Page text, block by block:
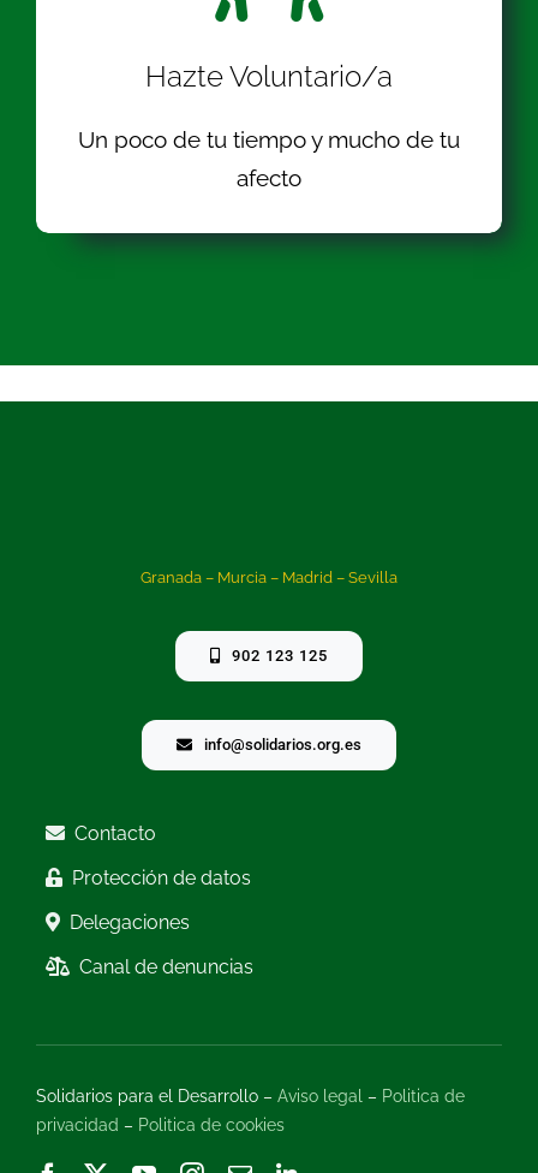
Hazte Voluntario/a
Un poco de tu tiempo y mucho de tu
afecto
Granada – Murcia – Madrid – Sevilla
902 123 125
info@solidarios.org.es
Contacto
Protección de datos
Delegaciones
Canal de denuncias
Solidarios para el Desarrollo – Aviso legal – Politica de
privacidad – Politica de cookies